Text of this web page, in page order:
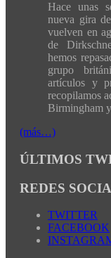
Hace unas
nueva gira
vuelven en
de
hemos
grupo
artículos y
recopilamos
Birmingham
(más…)
ÚLTIMOS
REDES
TWITTER
FACEBOOK